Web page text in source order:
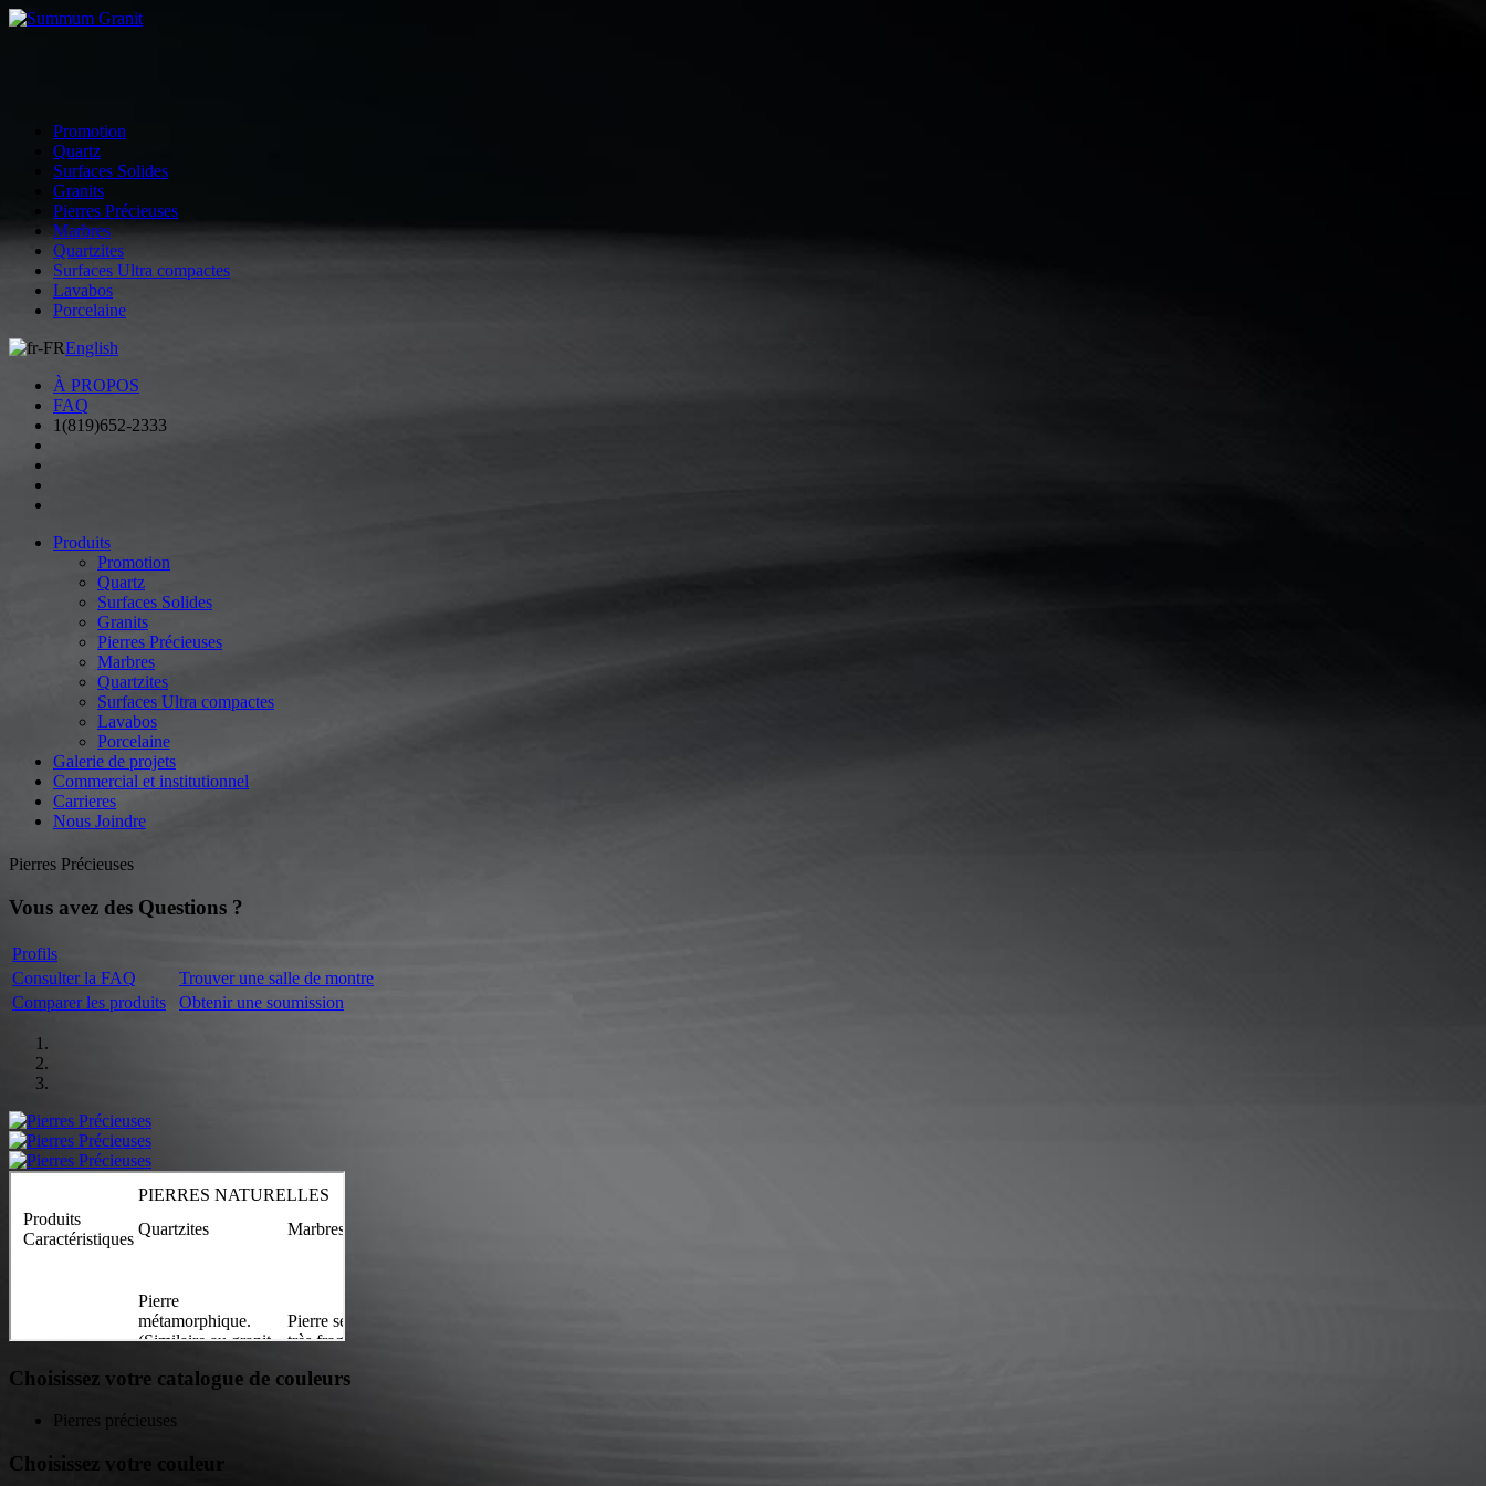
Promotion
Quartz
Surfaces Solides
Granits
Pierres Précieuses
Marbres
Quartzites
Surfaces Ultra compactes
Lavabos
Porcelaine
English
À PROPOS
FAQ
1(819)652-2333
Produits
Promotion
Quartz
Surfaces Solides
Granits
Pierres Précieuses
Marbres
Quartzites
Surfaces Ultra compactes
Lavabos
Porcelaine
Galerie de projets
Commercial et institutionnel
Carrieres
Nous Joindre
Pierres Précieuses
Vous avez des Questions ?
Profils
Consulter la FAQ
Trouver une salle de montre
Comparer les produits
Obtenir une soumission
Choisissez votre catalogue de couleurs
Pierres précieuses
Choisissez votre couleur